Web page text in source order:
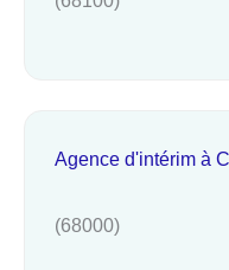
Agence d'intérim à
(68000)